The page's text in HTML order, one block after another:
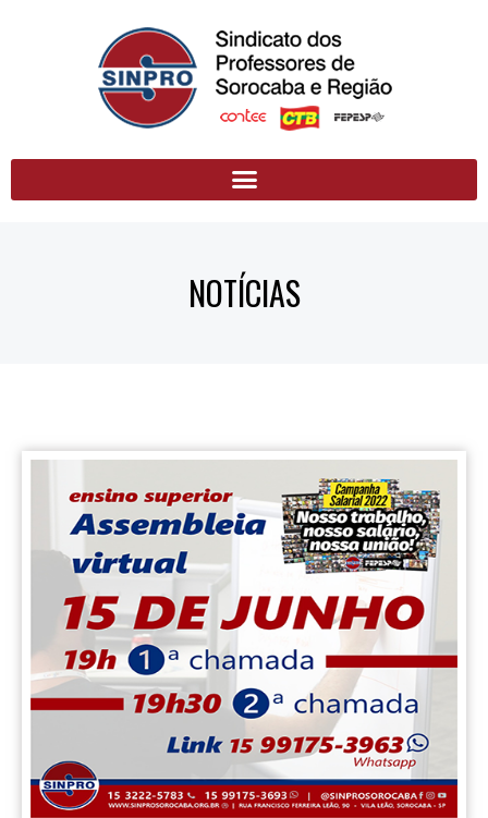
NOTÍCIAS